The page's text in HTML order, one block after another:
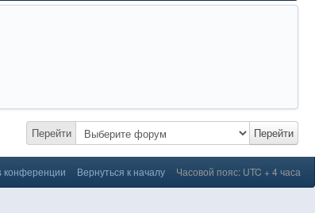
Перейти Перейти
конференции Вернуться к началу Часовой пояс: UTC + 4 часа